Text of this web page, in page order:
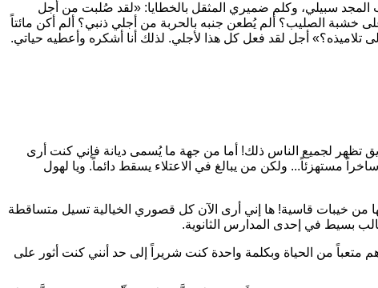
سبيلي، وكلم ضميري المثقل بالخطايا: «لقد صُلبت من أجل
الصليب؟ ألم يُطعن جنبه بالحربة من أجلي ذنبي؟ ألم أكن مائتاً
تلاميذه؟» أجل لقد فعل كل هذا لأجلي. لذلك أنا أشكره وأعطيه حياتي.
لجميع الناس ذلك! أما من جهة ما يُسمى ديانة فإني كنت أرى
مستهزئاً... ولكن من يبالغ في الاعتلاء يسقط دائماً. ويا لهول
من خيبات قاسية! ها إني أرى الآن كل قصوري الخيالية تسيل متساقطة
بسيط في إحدى المدارس الثانوية.
من الحياة وبكلمة واحدة كنت شريراً إلى حد أنني كنت أثور على